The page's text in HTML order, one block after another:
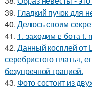
39. Гладкий пучок для
40. Делюсь своим
41. 1. заходим в бота t.
42. Данный косплей от
серебристого платья,
безупречной грацией.
43. Фото состоит из